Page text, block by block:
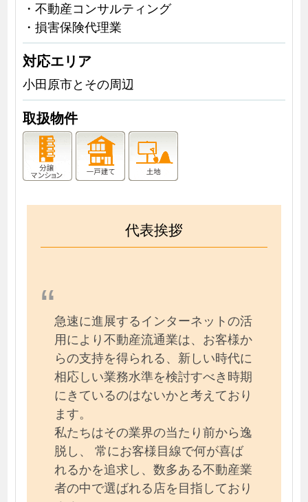
・不動産コンサルティング
・損害保険代理業
対応エリア
小田原市とその周辺
取扱物件
代表挨拶
急速に進展するインターネットの活
用により不動産流通業は、お客様か
らの支持を得られる、新しい時代に
相応しい業務水準を検討すべき時期
にきているのはないかと考えており
ます。
私たちはその業界の当たり前から逸
脱し、 常にお客様目線で何が喜ば
れるかを追求し、数多ある不動産業
者の中で選ばれる店を目指しており